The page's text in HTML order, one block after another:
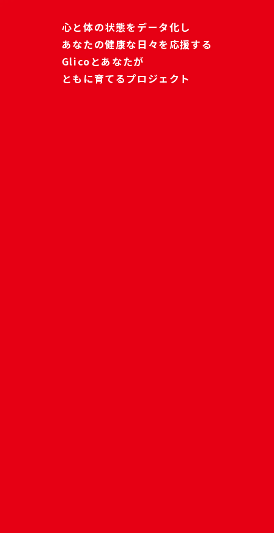
心と体の状態をデータ化し
あなたの健康な日々を応援する
Glicoとあなたが
ともに育てるプロジェクト
TOP
CONCEPT
PROGRAM